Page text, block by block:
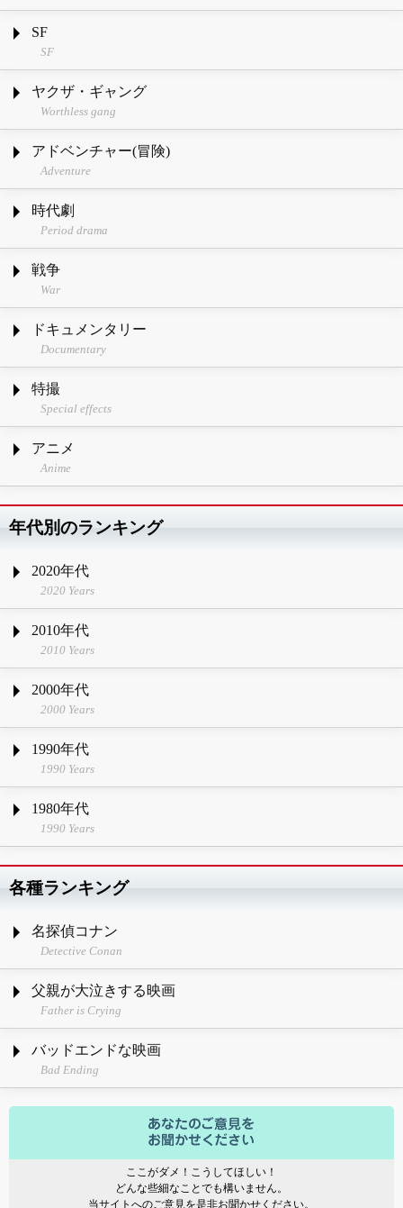
SF
SF
ヤクザ・ギャング
Worthless gang
アドベンチャー(冒険)
Adventure
時代劇
Period drama
戦争
War
ドキュメンタリー
Documentary
特撮
Special effects
アニメ
Anime
年代別のランキング
2020年代
2020 Years
2010年代
2010 Years
2000年代
2000 Years
1990年代
1990 Years
1980年代
1990 Years
各種ランキング
名探偵コナン
Detective Conan
父親が大泣きする映画
Father is Crying
バッドエンドな映画
Bad Ending
ここがダメ！こうしてほしい！
どんな些細なことでも構いません。
当サイトへのご意見を是非お聞かせください。